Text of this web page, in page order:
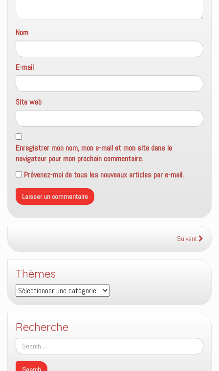
Nom
E-mail
Site web
Enregistrer mon nom, mon e-mail et mon site dans le
navigateur pour mon prochain commentaire.
Prévenez-moi de tous les nouveaux articles par e-mail.
Suivant
Thèmes
Thèmes
Recherche